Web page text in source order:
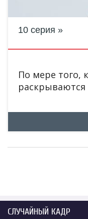
10 серия
По мере того,
СЛУЧАЙНЫЙ КАДР